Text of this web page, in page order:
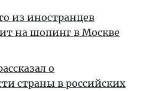
из иностранцев
на шопинг в Москве
о
страны в российских